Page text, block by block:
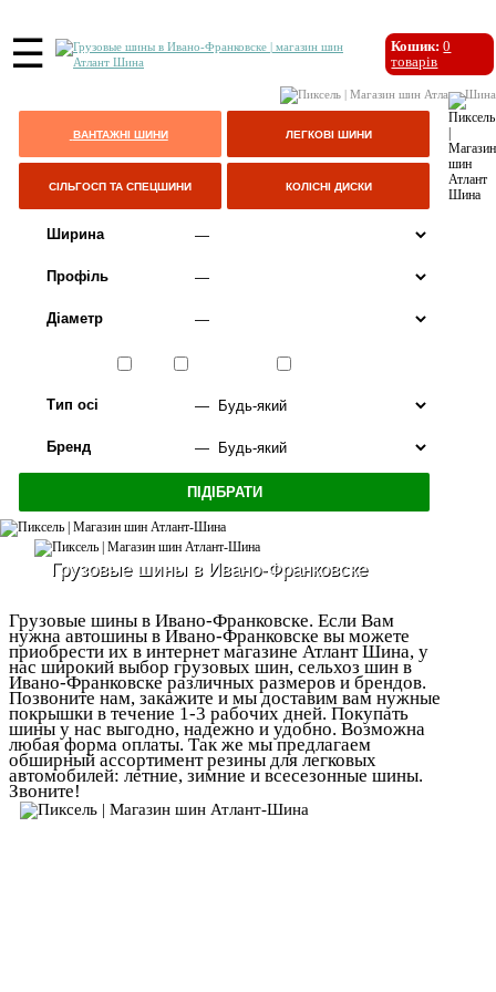
☰ Кошик: 0
товарів
ВАНТАЖНІ ШИНИ ЛЕГКОВІ ШИНИ
СІЛЬГОСП ТА СПЕЦШИНИ КОЛІСНІ ДИСКИ
Ширина
Профіль
Діаметр
Тип осі
Бренд
Грузовые шины в Ивано-Франковске
Грузовые шины в Ивано-Франковске. Если Вам
нужна автошины в Ивано-Франковске вы можете
приобрести их в интернет магазине Атлант Шина, у
нас широкий выбор грузовых шин, сельхоз шин в
Ивано-Франковске различных размеров и брендов.
Позвоните нам, закажите и мы доставим вам нужные
покрышки в течение 1-3 рабочих дней. Покупать
шины у нас выгодно, надежно и удобно. Возможна
любая форма оплаты. Так же мы предлагаем
обширный ассортимент резины для легковых
автомобилей: летние, зимние и всесезонные шины.
Звоните!